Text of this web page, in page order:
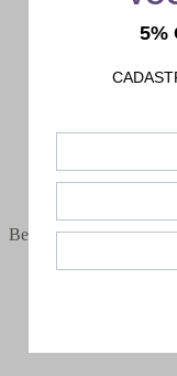
Bem-vindo(a),
Minha conta